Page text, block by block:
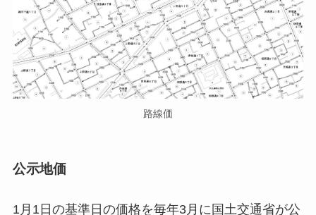
路線価
公示地価
1月1日の基準日の価格を毎年3月に国土交通省が公